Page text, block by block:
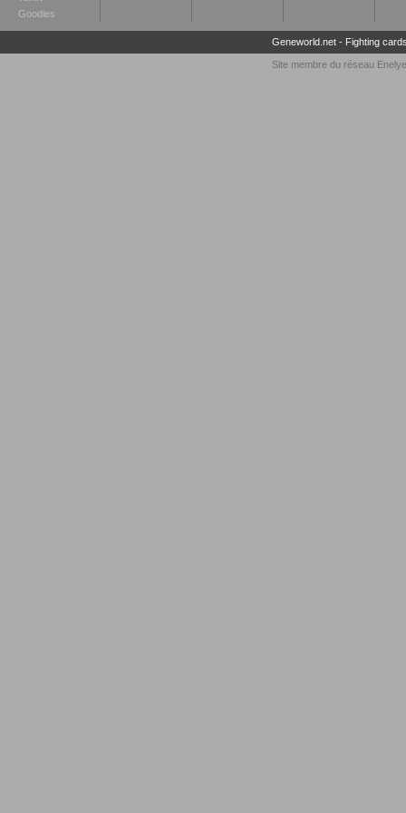
Goodies
Geneworld.net- Fighting
Site membre du réseau Enelye